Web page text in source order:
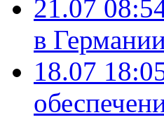
21.07
в
18.07